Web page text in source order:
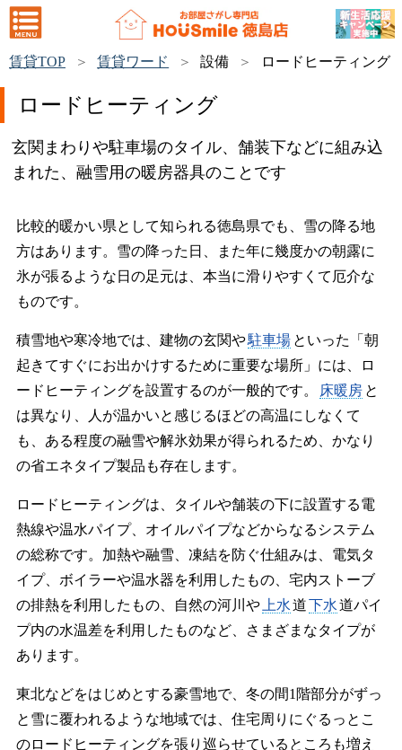
賃貸TOP 賃貸ワード 設備 ロードヒーティング
ロードヒーティング
玄関まわりや駐車場のタイル、舗装下などに組み込
まれた、融雪用の暖房器具のことです
比較的暖かい県として知られる徳島県でも、雪の降る地
方はあります。雪の降った日、また年に幾度かの朝露に
氷が張るような日の足元は、本当に滑りやすくて厄介な
ものです。
積雪地や寒冷地では、建物の玄関や駐車場 といった「朝
起きてすぐにお出かけするために重要な場所」には、ロ
ードヒーティングを設置するのが一般的です。
床暖房 と
は異なり、人が温かいと感じるほどの高温にしなくて
も、ある程度の融雪や解氷効果が得られるため、かなり
の省エネタイプ製品も存在します。
ロードヒーティングは、タイルや舗装の下に設置する電
熱線や温水パイプ、オイルパイプなどからなるシステム
の総称です。加熱や融雪、凍結を防ぐ仕組みは、電気タ
イプ、ボイラーや温水器を利用したもの、宅内ストーブ
の排熱を利用したもの、自然の河川や 上水道下水道パイ
プ内の水温差を利用したものなど、さまざまなタイプが
あります。
東北などをはじめとする豪雪地で、冬の間1階部分がずっ
と雪に覆われるような地域では、住宅周りにぐるっとこ
のロードヒーティングを張り巡らせているところも増え